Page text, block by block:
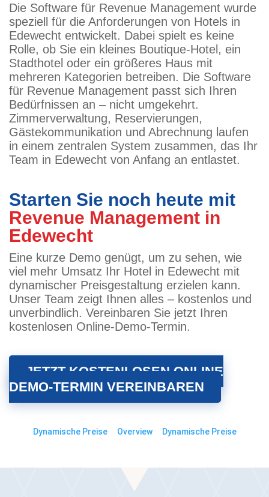
Die Software für Revenue Management wurde
speziell für die Anforderungen von Hotels in
Edewecht entwickelt. Dabei spielt es keine
Rolle, ob Sie ein kleines Boutique-Hotel, ein
Stadthotel oder ein größeres Haus mit
mehreren Kategorien betreiben. Die Software
für Revenue Management passt sich Ihren
Bedürfnissen an – nicht umgekehrt.
Zimmerverwaltung, Reservierungen,
Gästekommunikation und Abrechnung laufen
in einem zentralen System zusammen, das Ihr
Team in Edewecht von Anfang an entlastet.
Starten Sie noch heute mit
Revenue Management in
Edewecht
Eine kurze Demo genügt, um zu sehen, wie
viel mehr Umsatz Ihr Hotel in Edewecht mit
dynamischer Preisgestaltung erzielen kann.
Unser Team zeigt Ihnen alles – kostenlos und
unverbindlich. Vereinbaren Sie jetzt Ihren
kostenlosen Online-Demo-Termin.
JETZT KOSTENLOSEN ONLINE
DEMO-TERMIN VEREINBAREN
Dynamische Preise Overview Dynamische Preise